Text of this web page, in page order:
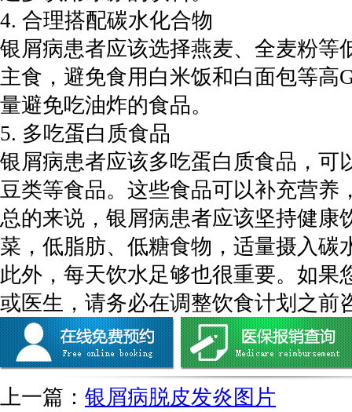
4. 合理搭配碳水化合物
银屑病患者应该选择燕麦、全麦粉等
主食，避免食用白米饭和白面包等高
量避免吃油炸的食品。
5. 多吃蛋白质食品
银屑病患者应该多吃蛋白质食品，可
豆类等食品。这些食品可以补充营养
总的来说，银屑病患者应该坚持健康
菜，低脂肪、低糖食物，适量摄入碳
此外，每天饮水足够也很重要。如果
或医生，请务必在调整饮食计划之前
上一篇： 银屑病脱皮发炎图片